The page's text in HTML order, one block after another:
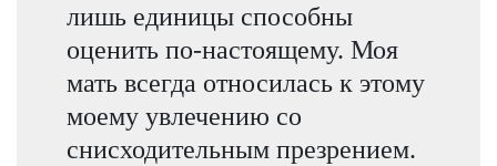
лишь единицы способны
оценить по-настоящему. Моя
мать всегда относилась к этому
моему увлечению со
снисходительным презрением.